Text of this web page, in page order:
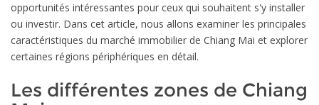
opportunités intéressantes pour ceux qui souhaitent s'y installer
ou investir. Dans cet article, nous allons examiner les principales
caractéristiques du marché immobilier de Chiang Mai et explorer
certaines régions périphériques en détail.
Les différentes zones de Chiang